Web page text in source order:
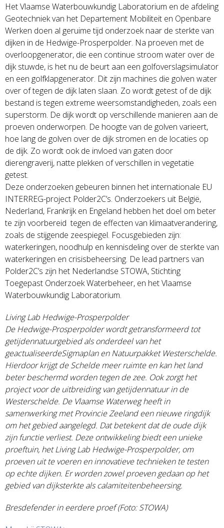
Het Vlaamse Waterbouwkundig Laboratorium en de afdeling
Geotechniek van het Departement Mobiliteit en Openbare
Werken doen al geruime tijd onderzoek naar de sterkte van
dijken in de Hedwige-Prosperpolder. Na proeven met de
overloopgenerator, die een continue stroom water over de
dijk stuwde, is het nu de beurt aan een golfoverslagsimulator
en een golfklapgenerator. Dit zijn machines die golven water
over of tegen de dijk laten slaan. Zo wordt getest of de dijk
bestand is tegen extreme weersomstandigheden, zoals een
superstorm. De dijk wordt op verschillende manieren aan de
proeven onderworpen. De hoogte van de golven varieert,
hoe lang de golven over de dijk stromen en de locaties op
de dijk. Zo wordt ook de invloed van gaten door
dierengraverij, natte plekken of verschillen in vegetatie
getest.
Deze onderzoeken gebeuren binnen het internationale EU
INTERREG-project Polder2C’s. Onderzoekers uit België,
Nederland, Frankrijk en Engeland hebben het doel om beter
te zijn voorbereid tegen de effecten van klimaatverandering,
zoals de stijgende zeespiegel. Focusgebieden zijn:
waterkeringen, noodhulp en kennisdeling over de sterkte van
waterkeringen en crisisbeheersing. De lead partners van
Polder2C’s zijn het Nederlandse STOWA, Stichting
Toegepast Onderzoek Waterbeheer, en het Vlaamse
Waterbouwkundig Laboratorium.
Living Lab Hedwige-Prosperpolder
De Hedwige-Prosperpolder wordt getransformeerd tot
getijdennatuurgebied als onderdeel van het
geactualiseerdeSigmaplan en Natuurpakket Westerschelde.
Hierdoor krijgt de Schelde meer ruimte en kan het land
beter beschermd worden tegen de zee. Ook zorgt het
project voor de uitbreiding van getijdennatuur in de
Westerschelde. De Vlaamse Waterweg heeft in
samenwerking met Provincie Zeeland een nieuwe ringdijk
om het gebied aangelegd. Dat betekent dat de oude dijk
zijn functie verliest. Deze ontwikkeling biedt een unieke
proeftuin, het Living Lab Hedwige-Prosperpolder, om
proeven uit te voeren en innovatieve technieken te testen
op echte dijken. Er worden zowel proeven gedaan op het
gebied van dijksterkte als calamiteitenbeheersing.
Bresdefender in eerdere proef (Foto: STOWA)